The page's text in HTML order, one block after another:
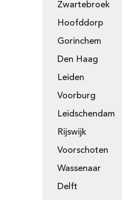
Zwartebroek
Hoofddorp
Gorinchem
Den Haag
Leiden
Voorburg
Leidschendam
Rijswijk
Voorschoten
Wassenaar
Delft